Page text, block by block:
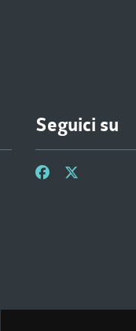
Seguici su